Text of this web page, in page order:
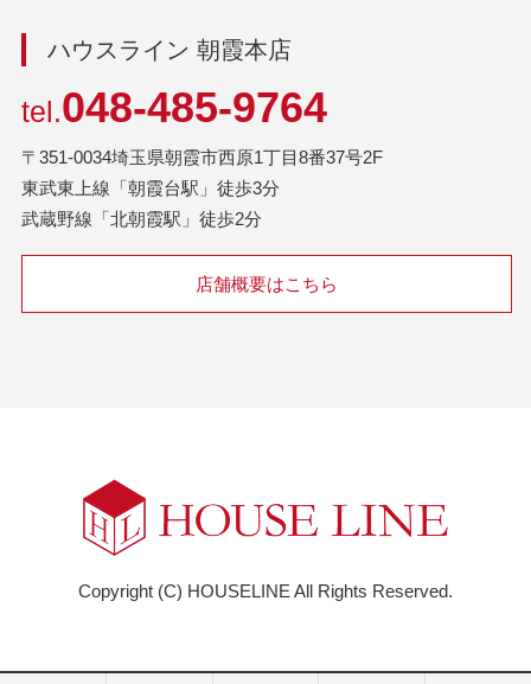
ハウスライン 朝霞本店
tel.048-485-9764
〒351-0034埼玉県朝霞市西原1丁目8番37号2F
東武東上線「朝霞台駅」徒歩3分
武蔵野線「北朝霞駅」徒歩2分
店舗概要はこちら
Copyright (C) HOUSELINE All Rights Reserved.